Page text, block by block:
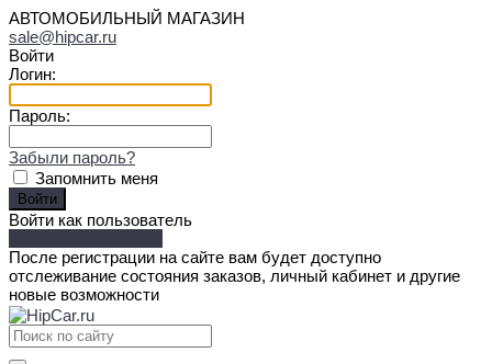
АВТОМОБИЛЬНЫЙ МАГАЗИН
sale@hipcar.ru
Войти
Логин:
Пароль:
Забыли пароль?
Запомнить меня
Войти как пользователь
После регистрации на сайте вам будет доступно
отслеживание состояния заказов, личный кабинет и другие
новые возможности